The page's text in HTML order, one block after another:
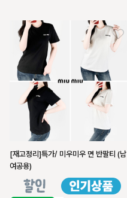
[재고정리]특가/ 미우미우 면 반팔티 (남
여공용)